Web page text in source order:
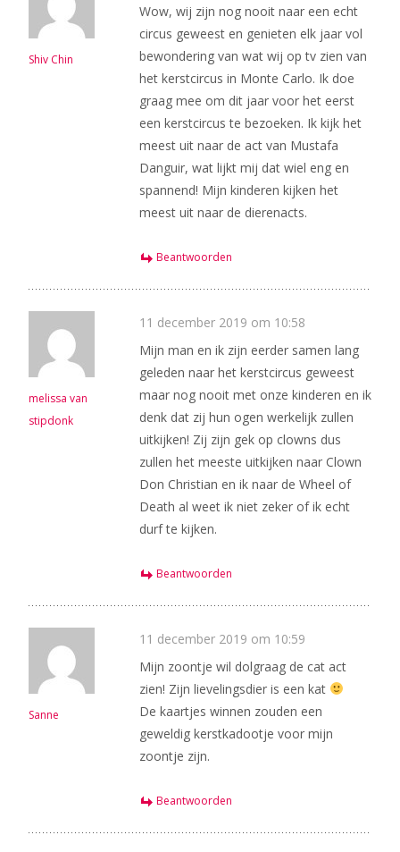
Shiv Chin
Wow, wij zijn nog nooit naar een echt
circus geweest en genieten elk jaar vol
bewondering van wat wij op tv zien van
het kerstcircus in Monte Carlo. Ik doe
graag mee om dit jaar voor het eerst
een kerstcircus te bezoeken. Ik kijk het
meest uit naar de act van Mustafa
Danguir, wat lijkt mij dat wiel eng en
spannend! Mijn kinderen kijken het
meest uit naar de dierenacts.
Beantwoorden
melissa van
stipdonk
11 december 2019 om 10:58
Mijn man en ik zijn eerder samen lang
geleden naar het kerstcircus geweest
maar nog nooit met onze kinderen en ik
denk dat zij hun ogen werkelijk zullen
uitkijken! Zij zijn gek op clowns dus
zullen het meeste uitkijken naar Clown
Don Christian en ik naar de Wheel of
Death al weet ik niet zeker of ik echt
durf te kijken.
Beantwoorden
Sanne
11 december 2019 om 10:59
Mijn zoontje wil dolgraag de cat act
zien! Zijn lievelingsdier is een kat
De kaartjes winnen zouden een
geweldig kerstkadootje voor mijn
zoontje zijn.
Beantwoorden